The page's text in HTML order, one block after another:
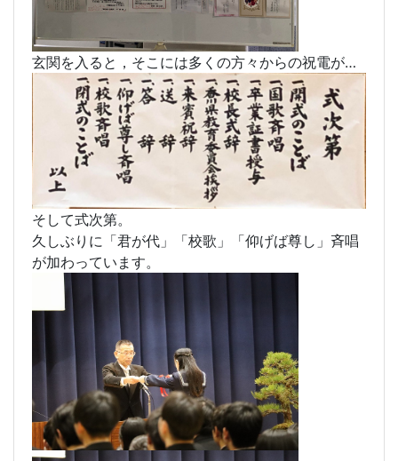
玄関を入ると，そこには多くの方々からの祝電が…
そして式次第。
久しぶりに「君が代」「校歌」「仰げば尊し」斉唱
が加わっています。